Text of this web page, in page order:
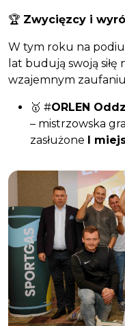
🏆 Zwycięzcy i
W tym roku na
lat budują swoją
wzajemnym
🥇 #ORLEN
– mistrzowska
zasłużone
I